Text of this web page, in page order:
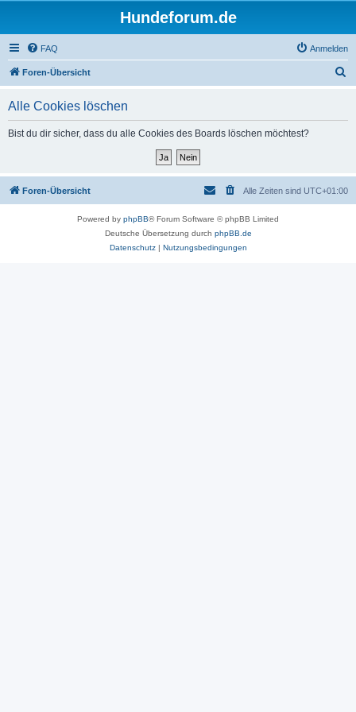
Hundeforum.de
FAQ Anmelden
Foren-Übersicht
Alle Cookies löschen
Bist du dir sicher, dass du alle Cookies des Boards löschen möchtest?
Foren-Übersicht Alle Zeiten sind UTC+01:00
Powered by phpBB® Forum Software © phpBB Limited
Deutsche Übersetzung durch phpBB.de
Datenschutz| Nutzungsbedingungen